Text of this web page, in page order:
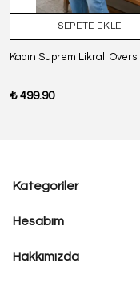
SEPETE EKLE
₺ 499.90
Kategoriler
Hesabım
Hakkımızda